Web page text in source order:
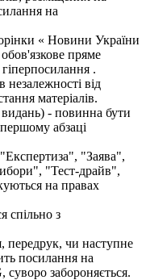
на
« Новини України
пряме
.
від
матеріалів.
видань) - повинна бути
абзаці
"Заява",
"Тест-драйв",
на правах
спільно з
передрук, чи наступне
посилання на
забороняється.